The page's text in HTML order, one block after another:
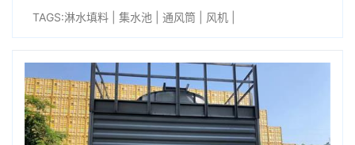
TAGS:淋水填料 集水池 通风筒 风机